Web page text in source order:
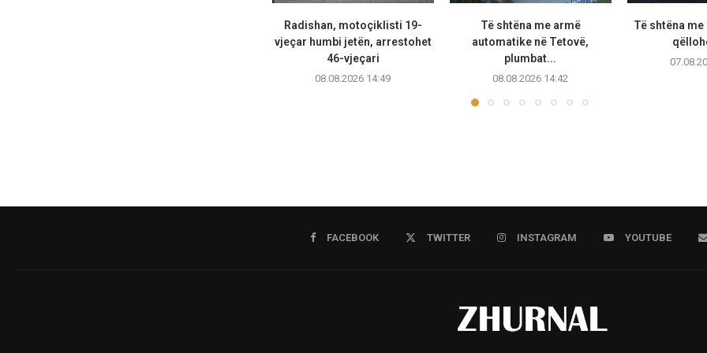
Radishan, motoçiklisti 19-
vjeçar humbi jetën, arrestohet
46-vjeçari
08.08.2026 14:49
Të shtëna me armë
automatike në Tetovë,
plumbat...
08.08.2026 14:42
Të shtëna
FACEBOOK TWITTER INSTAGRAM YOUTUBE